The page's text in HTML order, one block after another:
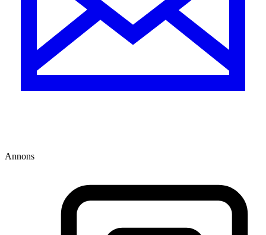
Annons